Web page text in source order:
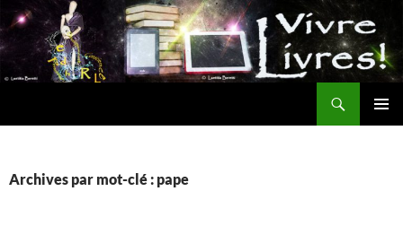
Aller
au
contenu
Archives par mot-clé : pape